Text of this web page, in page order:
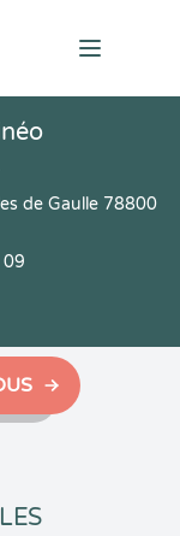
Open
de Gaulle 78800